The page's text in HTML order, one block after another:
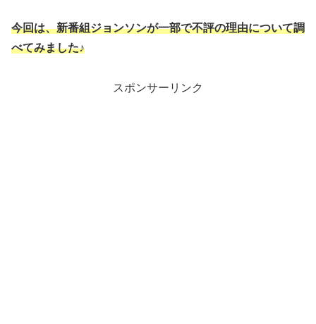
今回は、新番組ジョンソンが一部で不評の理由について調
べてみました♪
スポンサーリンク